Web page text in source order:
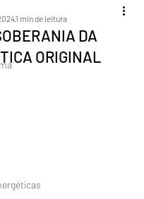
DA
ORIGINAL
1 min de leitura